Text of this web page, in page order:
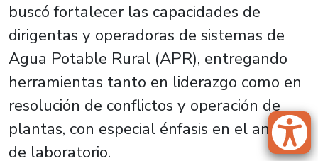
buscó fortalecer las capacidades de
dirigentas y operadoras de sistemas de
Agua Potable Rural (APR), entregando
herramientas tanto en liderazgo como en
resolución de conflictos y operación de
plantas, con especial énfasis en el análisis
de laboratorio.